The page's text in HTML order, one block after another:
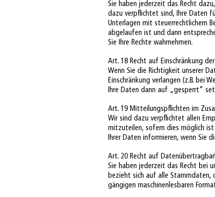
Sie haben jederzeit das Recht
dazu verpflichtet sind, Ihre Daten
Unterlagen mit steuerrechtlichem
abgelaufen ist und dann
Sie Ihre Rechte wahrnehmen.
Art. 18 Recht auf Einschränkung
Wenn Sie die Richtigkeit unserer
Einschränkung verlangen (z.B. bei
Ihre Daten dann auf „gesperrt“
Art. 19 Mitteilungspflichten im
Wir sind dazu verpflichtet allen
mitzuteilen, sofern dies möglich ist
Ihrer Daten informieren, wenn Sie
Art. 20 Recht auf
Sie haben jederzeit das Recht bei
bezieht sich auf alle Stammdaten,
gängigen maschinenlesbaren